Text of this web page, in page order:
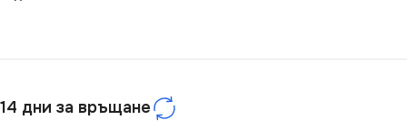
14 дни за връщане